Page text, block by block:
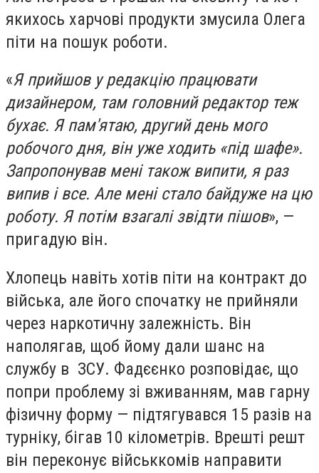
якихось харчові продукти змусила Олега
піти на пошук роботи.
«Я прийшов у редакцію працювати
дизайнером, там головний редактор теж
бухає. Я пам'ятаю, другий день мого
робочого дня, він уже ходить «під шафе».
Запропонував мені також випити, я раз
випив і все. Але мені стало байдуже на цю
роботу. Я потім взагалі звідти пішов», —
пригадую він.
Хлопець навіть хотів піти на контракт до
війська, але його спочатку не прийняли
через наркотичну залежність. Він
наполягав, щоб йому дали шанс на
службу в ЗСУ. Фадєєнко розповідає, що
попри проблему зі вживанням, мав гарну
фізичну форму — підтягувався 15 разів на
турніку, бігав 10 кілометрів. Врешті решт
він переконує військкомів направити